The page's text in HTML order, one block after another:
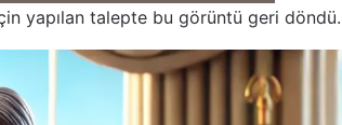
yapılan talepte bu görüntü geri döndü.